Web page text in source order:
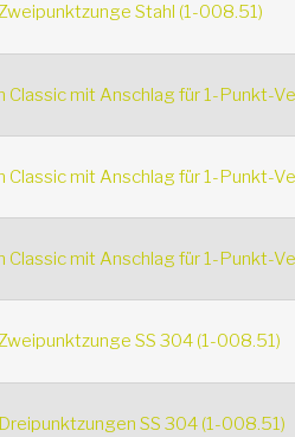
Stahl (1-008.51)
Classic mit Anschlag für 1-Punkt-
Classic mit Anschlag für 1-Punkt-
Classic mit Anschlag für 1-Punkt-
SS 304 (1-008.51)
SS 304 (1-008.51)